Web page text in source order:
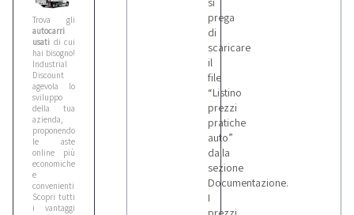
Trova gli
autocarri
usati di cui
hai bisogno!
Industrial
Discount
agevola lo
sviluppo
della tua
azienda,
proponendo
le aste
online più
economiche
e
convenienti.
Scopri tutti
i vantaggi
prega
di
scaricare
il
file
“Listino
prezzi
pratiche
auto”
dalla
sezione
Documentazione.
I